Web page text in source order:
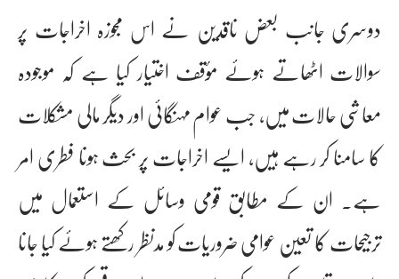
دوسری جانب بعض ناقدین نے اس مجوزہ اخراجات پر
سوالات اٹھاتے ہوئے مؤقف اختیار کیا ہے کہ موجودہ
معاشی حالات میں، جب عوام مہنگائی اور دیگر مالی مشکلات
کا سامنا کر رہے ہیں، ایسے اخراجات پر بحث ہونا فطری امر
ہے۔ ان کے مطابق قومی وسائل کے استعمال میں
ترجیحات کا تعین عوامی ضروریات کو مدنظر رکھتے ہوئے کیا جانا